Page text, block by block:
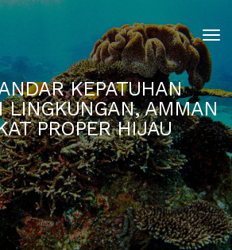
KEPATUHAN
LINGKUNGAN, AMMAN
PROPER HIJAU